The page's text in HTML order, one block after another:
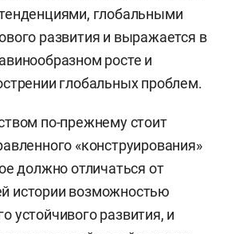
глобальными
развития и выражается в
росте и
глобальных проблем.
по-прежнему стоит
«конструирования»
должно отличаться от
истории возможностью
устойчивого развития, и